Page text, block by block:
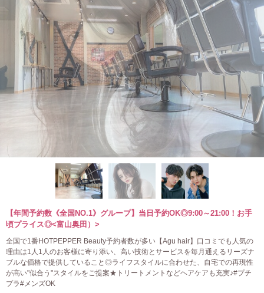
【年間予約数《全国NO.1》グループ】当日予約OK◎9:00～21:00！お手
頃プライス◎<富山奥田）>
全国で1番HOTPEPPER Beauty予約者数が多い【Agu hair】口コミでも人気の
理由は1人1人のお客様に寄り添い、高い技術とサービスを毎月通えるリーズナ
ブルな価格で提供していること◎ライフスタイルに合わせた、自宅での再現性
が高い"似合う"スタイルをご提案★トリートメントなどヘアケアも充実♪#プチ
プラ#メンズOK